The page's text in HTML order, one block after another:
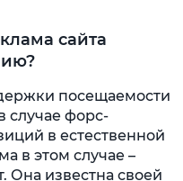
сайта
посещаемости
случае форс-
в естественной
в этом случае –
Она известна своей